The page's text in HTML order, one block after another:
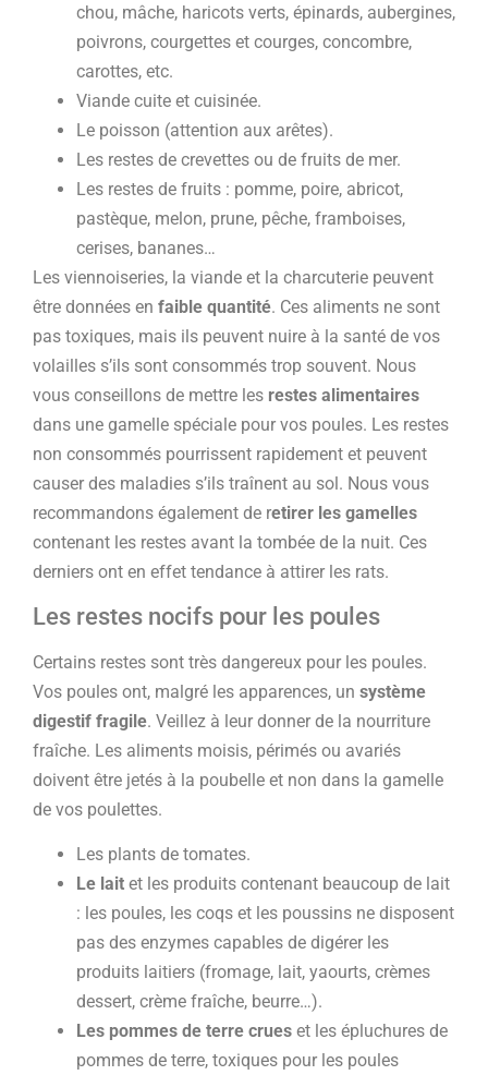
chou, mâche, haricots verts, épinards, aubergines,
poivrons, courgettes et courges, concombre,
carottes, etc.
Viande cuite et cuisinée.
Le poisson (attention aux arêtes).
Les restes de crevettes ou de fruits de mer.
Les restes de fruits : pomme, poire, abricot,
pastèque, melon, prune, pêche, framboises,
cerises, bananes…
Les viennoiseries, la viande et la charcuterie peuvent
être données en faible quantité. Ces aliments ne sont
pas toxiques, mais ils peuvent nuire à la santé de vos
volailles s’ils sont consommés trop souvent. Nous
vous conseillons de mettre les restes alimentaires
dans une gamelle spéciale pour vos poules. Les restes
non consommés pourrissent rapidement et peuvent
causer des maladies s’ils traînent au sol. Nous vous
recommandons également de retirer les gamelles
contenant les restes avant la tombée de la nuit. Ces
derniers ont en effet tendance à attirer les rats.
Les restes nocifs pour les poules
Certains restes sont très dangereux pour les poules.
Vos poules ont, malgré les apparences, un système
digestif fragile. Veillez à leur donner de la nourriture
fraîche. Les aliments moisis, périmés ou avariés
doivent être jetés à la poubelle et non dans la gamelle
de vos poulettes.
Les plants de tomates.
Le lait et les produits contenant beaucoup de lait
: les poules, les coqs et les poussins ne disposent
pas des enzymes capables de digérer les
produits laitiers (fromage, lait, yaourts, crèmes
dessert, crème fraîche, beurre…).
Les pommes de terre crues et les épluchures de
pommes de terre, toxiques pour les poules